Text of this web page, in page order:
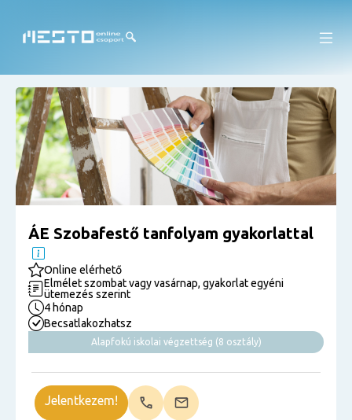
ÁE Szobafestő tanfolyam gyakorlattal
Online elérhető
Elmélet szombat vagy vasárnap, gyakorlat egyéni
ütemezés szerint
4 hónap
Becsatlakozhatsz
Alapfokú iskolai végzettség (8 osztály)
Jelentkezem!